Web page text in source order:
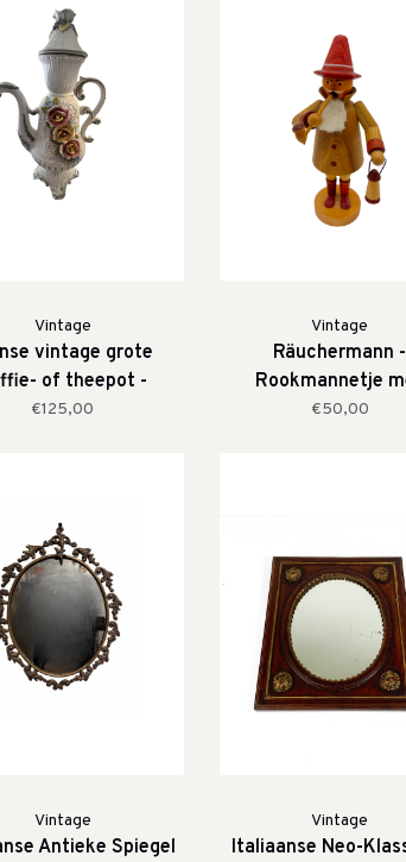
Vintage
vintage grote
of theepot -
Romantisch
€125,00
Vintage
Räuchermann -
Rookmannetje
lantaarn
€50,00
Vintage
Antieke Spiegel
Vintage
Italiaanse Neo-